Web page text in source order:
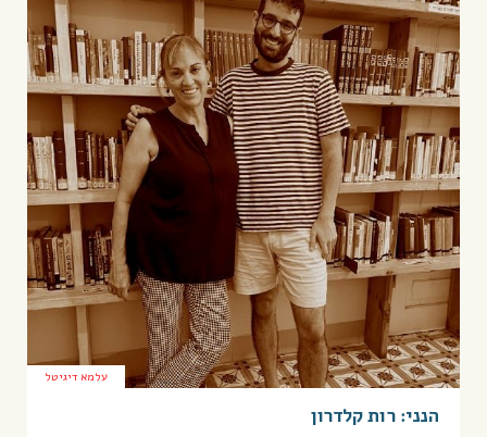
עלמא דיגיטל
הנני: רות קלדרון